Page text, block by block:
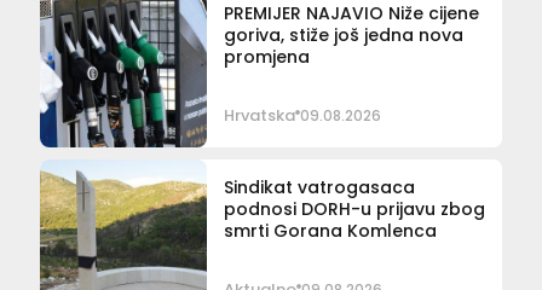
PREMIJER NAJAVIO Niže cijene
goriva, stiže još jedna nova
promjena
Hrvatska 09.08.2026
Sindikat vatrogasaca
podnosi DORH-u prijavu zbog
smrti Gorana Komlenca